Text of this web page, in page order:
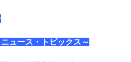
ュース・トピックス～